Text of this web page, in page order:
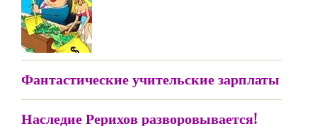
Фантастические учительские зарплаты
Наследие Рерихов разворовывается!